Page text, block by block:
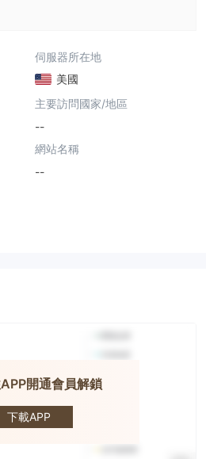
伺服器所在地
美國
主要訪問國家/地區
--
網站名稱
--
開通會員解鎖
下載APP